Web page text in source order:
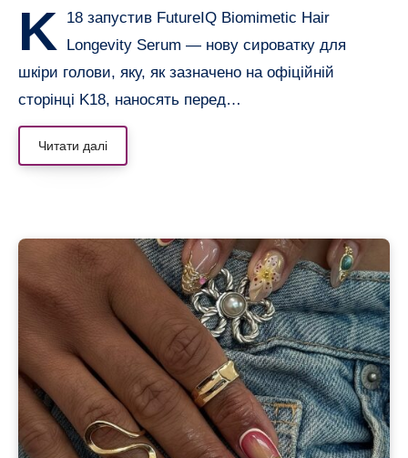
K
18 запустив FutureIQ Biomimetic Hair
Longevity Serum — нову сироватку для
шкіри голови, яку, як зазначено на офіційній
сторінці K18, наносять перед…
Читати далі